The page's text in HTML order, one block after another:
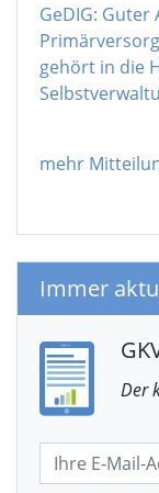
GeDIG:
gehört in die
mehr
Immer
Der